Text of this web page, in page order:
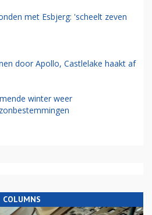
met Esbjerg: 'scheelt zeven
door Apollo, Castlelake haakt af
winter weer
COLUMNS